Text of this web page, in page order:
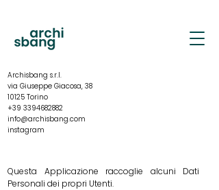
Archisbang s.r.l.
via Giuseppe Giacosa, 38
10125 Torino
+39 3394682882
info@archisbang.com
instagram
Questa Applicazione raccoglie alcuni Dati
Personali dei propri Utenti.